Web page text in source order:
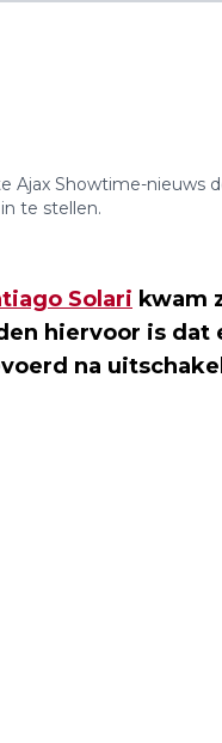
Ajax Showtime-nieuws
te stellen.
Solari kwam
hiervoor is dat
na